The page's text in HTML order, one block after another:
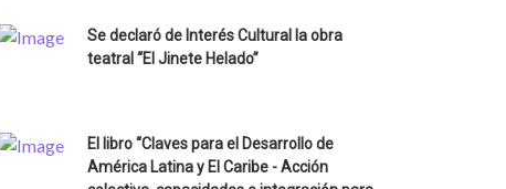
Se declaró de Interés Cultural la obra
teatral “El Jinete Helado”
El libro “Claves para el Desarrollo de
América Latina y El Caribe - Acción